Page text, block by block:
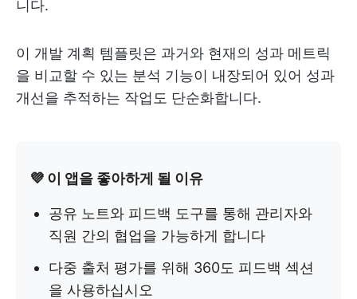
니다.
이 개발 계획 템플릿은 과거와 현재의 성과 메트릭
을 비교할 수 있는 분석 기능이 내장되어 있어 성과
개선을 추적하는 작업도 단순화합니다.
💜 이 앱을 좋아하게 될 이유
공유 노트와 피드백 도구를 통해 관리자와
직원 간의 협업을 가능하게 합니다
다중 출처 평가를 위해 360도 피드백 섹션
을 사용하십시오